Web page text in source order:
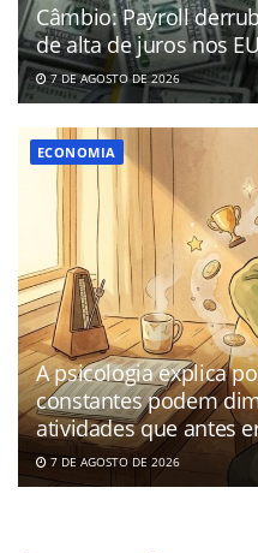
Câmbio: Payroll
de alta de juros nos
7 DE AGOSTO DE 2026
ECONOMIA
A psicologia explica
constantes podem
atividades que antes
7 DE AGOSTO DE 2026